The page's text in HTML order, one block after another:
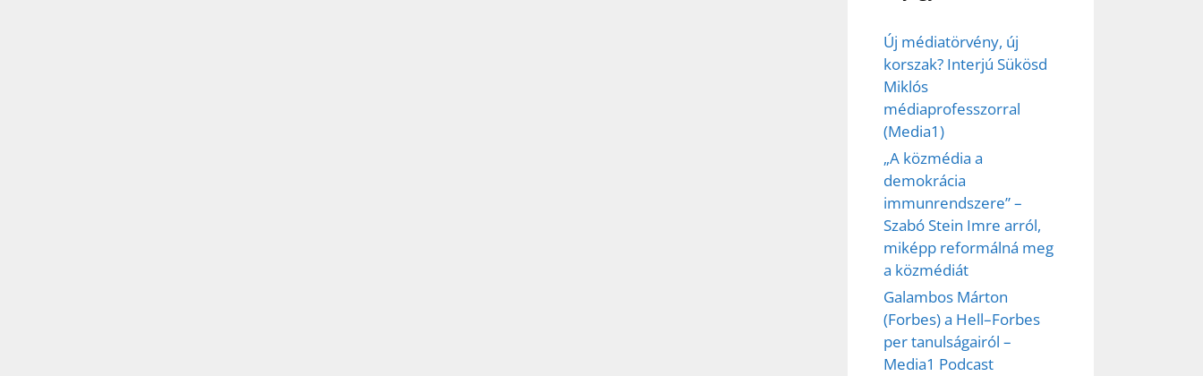
Új médiatörvény, új
korszak? Interjú Sükösd
Miklós
médiaprofesszorral
(Media1)
„A közmédia a
demokrácia
immunrendszere” –
Szabó Stein Imre arról,
miképp reformálná meg
a közmédiát
Galambos Márton
(Forbes) a Hell–Forbes
per tanulságairól –
Media1 Podcast